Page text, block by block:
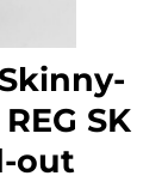
SK
out